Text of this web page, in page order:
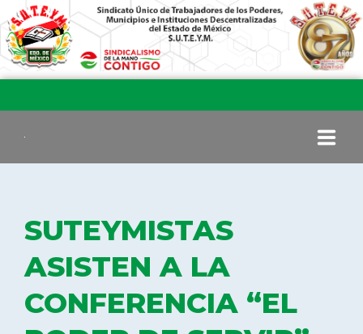
COMITÉ EJECUTIVO
COMISIÓN DE VIGILANCIA
SUTEYMISTAS
ASISTEN A LA
CONFERENCIA “EL